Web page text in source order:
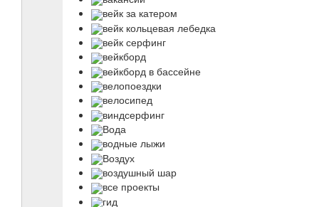
вейк за катером
вейк кольцевая лебедка
вейк серфинг
вейкборд
вейкборд в бассейне
велопоездки
велосипед
виндсерфинг
Вода
водные лыжи
Воздух
воздушный шар
все проекты
гид